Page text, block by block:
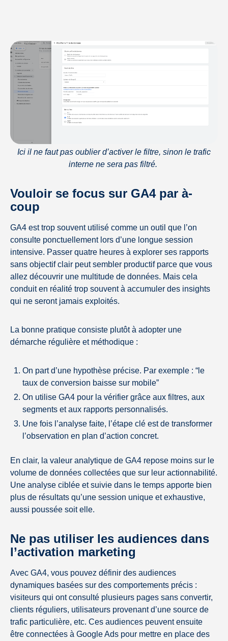
Ici il ne faut pas oublier d’activer le filtre, sinon le trafic
interne ne sera pas filtré.
Vouloir se focus sur GA4 par à-
coup
GA4 est trop souvent utilisé comme un outil que l’on
consulte ponctuellement lors d’une longue session
intensive. Passer quatre heures à explorer ses rapports
sans objectif clair peut sembler productif parce que vous
allez découvrir une multitude de données. Mais cela
conduit en réalité trop souvent à accumuler des insights
qui ne seront jamais exploités.
La bonne pratique consiste plutôt à adopter une
démarche régulière et méthodique :
On part d’une hypothèse précise. Par exemple : “le
taux de conversion baisse sur mobile”
On utilise GA4 pour la vérifier grâce aux filtres, aux
segments et aux rapports personnalisés.
Une fois l’analyse faite, l’étape clé est de transformer
l’observation en plan d’action concret.
En clair, la valeur analytique de GA4 repose moins sur le
volume de données collectées que sur leur actionnabilité.
Une analyse ciblée et suivie dans le temps apporte bien
plus de résultats qu’une session unique et exhaustive,
aussi poussée soit elle.
Ne pas utiliser les audiences dans
l’activation marketing
Avec GA4, vous pouvez définir des audiences
dynamiques basées sur des comportements précis :
visiteurs qui ont consulté plusieurs pages sans convertir,
clients réguliers, utilisateurs provenant d’une source de
trafic particulière, etc. Ces audiences peuvent ensuite
être connectées à Google Ads pour mettre en place des